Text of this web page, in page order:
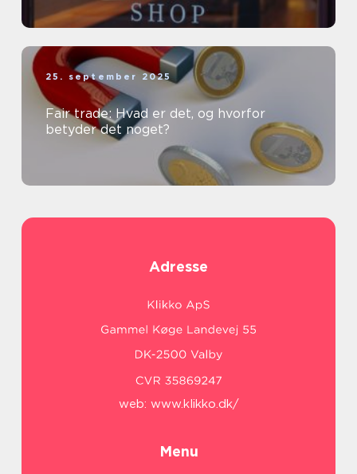
25. september 2025
Fair trade: Hvad er det, og hvorfor
betyder det noget?
Adresse
web: www.klikko.dk/
Menu